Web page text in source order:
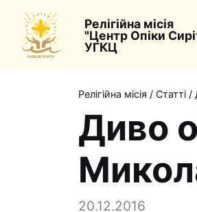
Релігійна місія
"Центр Опіки
УГКЦ
Релігійна місія / Статті /
Диво
20.12.2016